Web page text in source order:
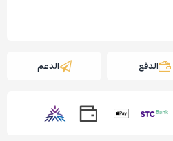
الدفع الدعم